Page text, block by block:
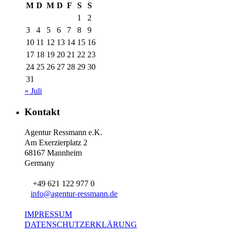
M D M D F S
S
1
2
3
4 5 6 7 8
9
10 11 12 13 14 15 16
17 18 19 20 21 22 23
24 25 26 27 28 29 30
31
« Juli
Kontakt
Agentur Ressmann e.K.
Am Exerzierplatz 2
68167 Mannheim
Germany
+49 621 122 977 0
info@agentur-ressmann.de
IMPRESSUM
DATENSCHUTZERKLÄRUNG